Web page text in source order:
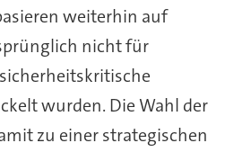
weiterhin auf
nicht für
wurden. Die Wahl der
zu einer strategischen